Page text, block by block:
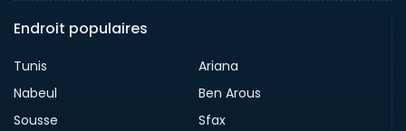
Endroit populaires
Tunis
Ariana
Nabeul
Ben Arous
Sousse
Sfax